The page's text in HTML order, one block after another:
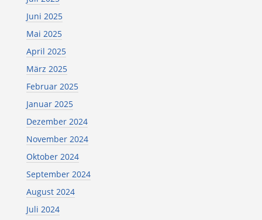
Juni 2025
Mai 2025
April 2025
März 2025
Februar 2025
Januar 2025
Dezember 2024
November 2024
Oktober 2024
September 2024
August 2024
Juli 2024